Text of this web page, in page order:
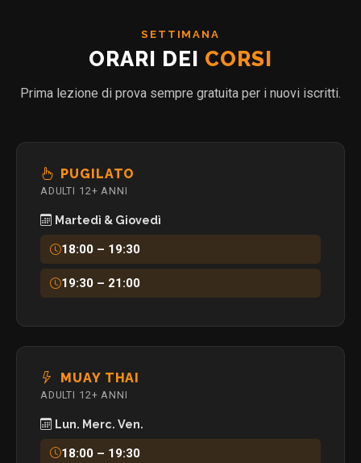
SETTIMANA
ORARI DEI CORSI
Prima lezione di prova sempre gratuita per i nuovi iscritti.
PUGILATO
ADULTI 12+ ANNI
Martedì & Giovedì
18:00 – 19:30
19:30 – 21:00
MUAY THAI
ADULTI 12+ ANNI
Lun. Merc. Ven.
18:00 – 19:30